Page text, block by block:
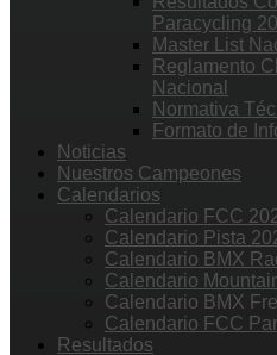
Paracycling
Master List
Reglamento
Nacional
Normativa
Formato de
Noticias
Nuestros Campeones
Calendarios
Calendario FCC
Calendario Pista
Calendario BMX
Calendario
Calendario BMX
Calendario FCC
Resultados